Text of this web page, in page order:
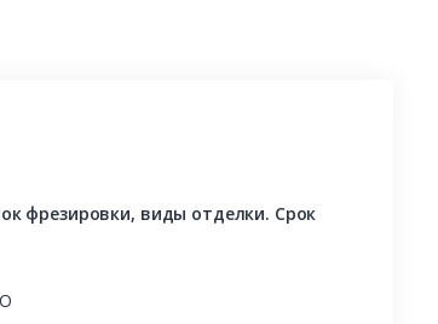
фрезировки, виды отделки. Срок